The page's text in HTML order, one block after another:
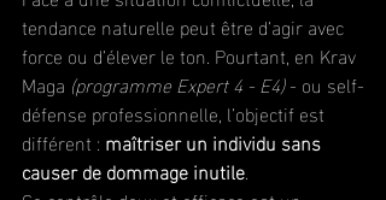
tendance naturelle peut être d’agir avec
force ou d’élever le ton. Pourtant, en Krav
Maga (programme Expert 4 - E4) - ou self-
défense professionnelle, l’objectif est
différent : maîtriser un individu sans
causer de dommage inutile.